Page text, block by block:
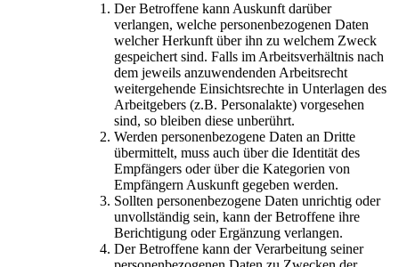
Der Betroffene kann Auskunft darüber
verlangen, welche personenbezogenen Daten
welcher Herkunft über ihn zu welchem Zweck
gespeichert sind. Falls im Arbeitsverhältnis nach
dem jeweils anzuwendenden Arbeitsrecht
weitergehende Einsichtsrechte in Unterlagen des
Arbeitgebers (z.B. Personalakte) vorgesehen
sind, so bleiben diese unberührt.
Werden personenbezogene Daten an Dritte
übermittelt, muss auch über die Identität des
Empfängers oder über die Kategorien von
Empfängern Auskunft gegeben werden.
Sollten personenbezogene Daten unrichtig oder
unvollständig sein, kann der Betroffene ihre
Berichtigung oder Ergänzung verlangen.
Der Betroffene kann der Verarbeitung seiner